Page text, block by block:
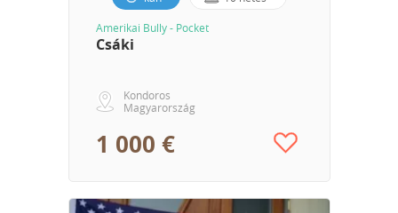
Amerikai Bully - Pocket
Csáki
Kondoros
Magyarország
1 000 €